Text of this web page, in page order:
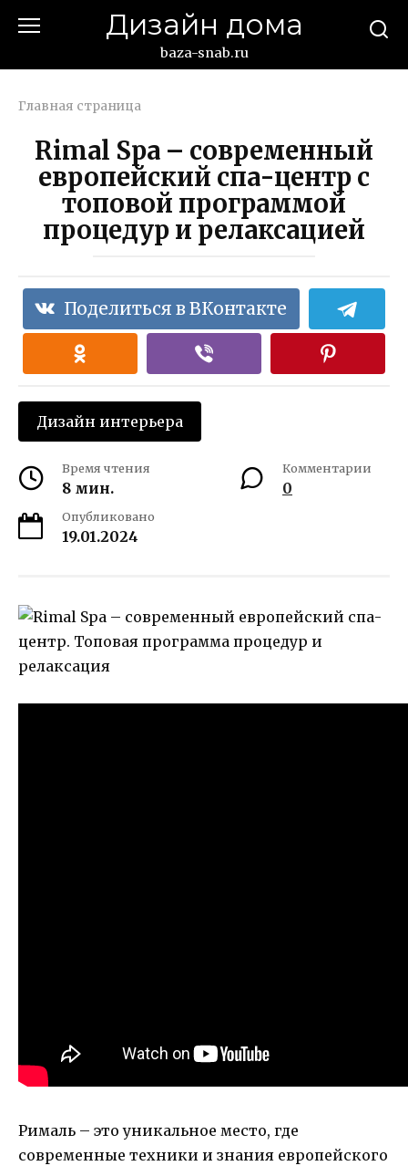
Дизайн дома
baza-snab.ru
Главная страница
Rimal Spa – современный
европейский спа-центр с
топовой программой
процедур и релаксацией
Поделиться в ВКонтакте
Дизайн интерьера
Время чтения
8 мин.
Комментарии
0
Опубликовано
19.01.2024
Рималь – это уникальное место, где
современные техники и знания европейского